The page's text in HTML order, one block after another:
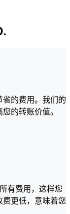
的费用。我们的
的转账价值。
有费用，这样您
更低，意味着您